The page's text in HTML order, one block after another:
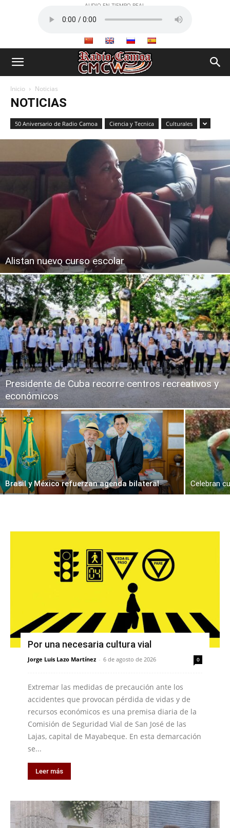
AUDIO EN TIEMPO REAL
Inicio Noticias
NOTICIAS
50 Aniversario de Radio Camoa Ciencia y Tecnica Culturales
Alistan nuevo curso escolar
Presidente de Cuba recorre centros recreativos y
económicos
Brasil y México refuerzan agenda bilateral Celebran
Por una necesaria cultura vial
Jorge Luis Lazo Martínez - 6 de agosto de 2026 0
Extremar las medidas de precaución ante los
accidentes que provocan pérdida de vidas y de
recursos económicos es una premisa diaria de la
Comisión de Seguridad Vial de San José de las
Lajas, capital de Mayabeque. En esta demarcación
se...
Leer más